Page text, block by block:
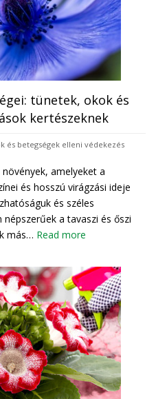
tünetek, okok és
kertészeknek
és betegségek elleni védekezés
amelyeket a
és hosszú virágzási ideje
és széles
a tavaszi és őszi
más… Read more